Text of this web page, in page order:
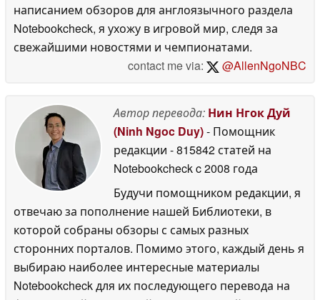
написанием обзоров для англоязычного раздела
Notebookcheck, я ухожу в игровой мир, следя за
свежайшими новостями и чемпионатами.
contact me via:
@AllenNgoNBC
Автор перевода: Нин Нгок Дуй
(Ninh Ngoc Duy)- Помощник
редакции - 815842 статей на
Notebookcheckc 2008 года
Будучи помощником редакции, я
отвечаю за пополнение нашей Библиотеки, в
которой собраны обзоры с самых разных
сторонних порталов. Помимо этого, каждый день я
выбираю наиболее интересные материалы
Notebookcheck для их последующего перевода на